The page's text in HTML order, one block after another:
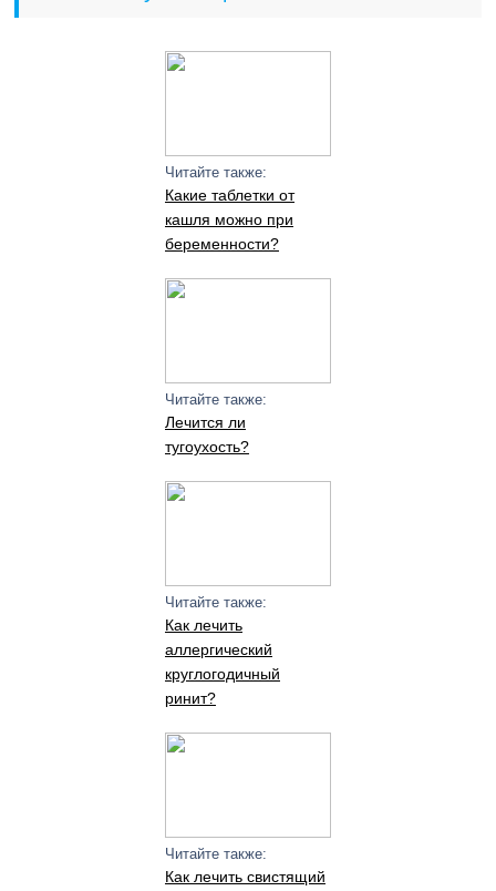
Читайте также:
Какие таблетки от
кашля можно при
беременности?
Читайте также:
Лечится ли
тугоухость?
Читайте также:
Как лечить
аллергический
круглогодичный
ринит?
Читайте также:
Как лечить свистящий